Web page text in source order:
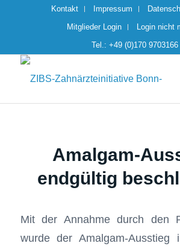
Kontakt Impressum
Mitglieder Login
Login nicht
Tel.: +49 (0)170 9703166
Amalgam-
endgültig
Mit der Annahme durch den
wurde der Amalgam-